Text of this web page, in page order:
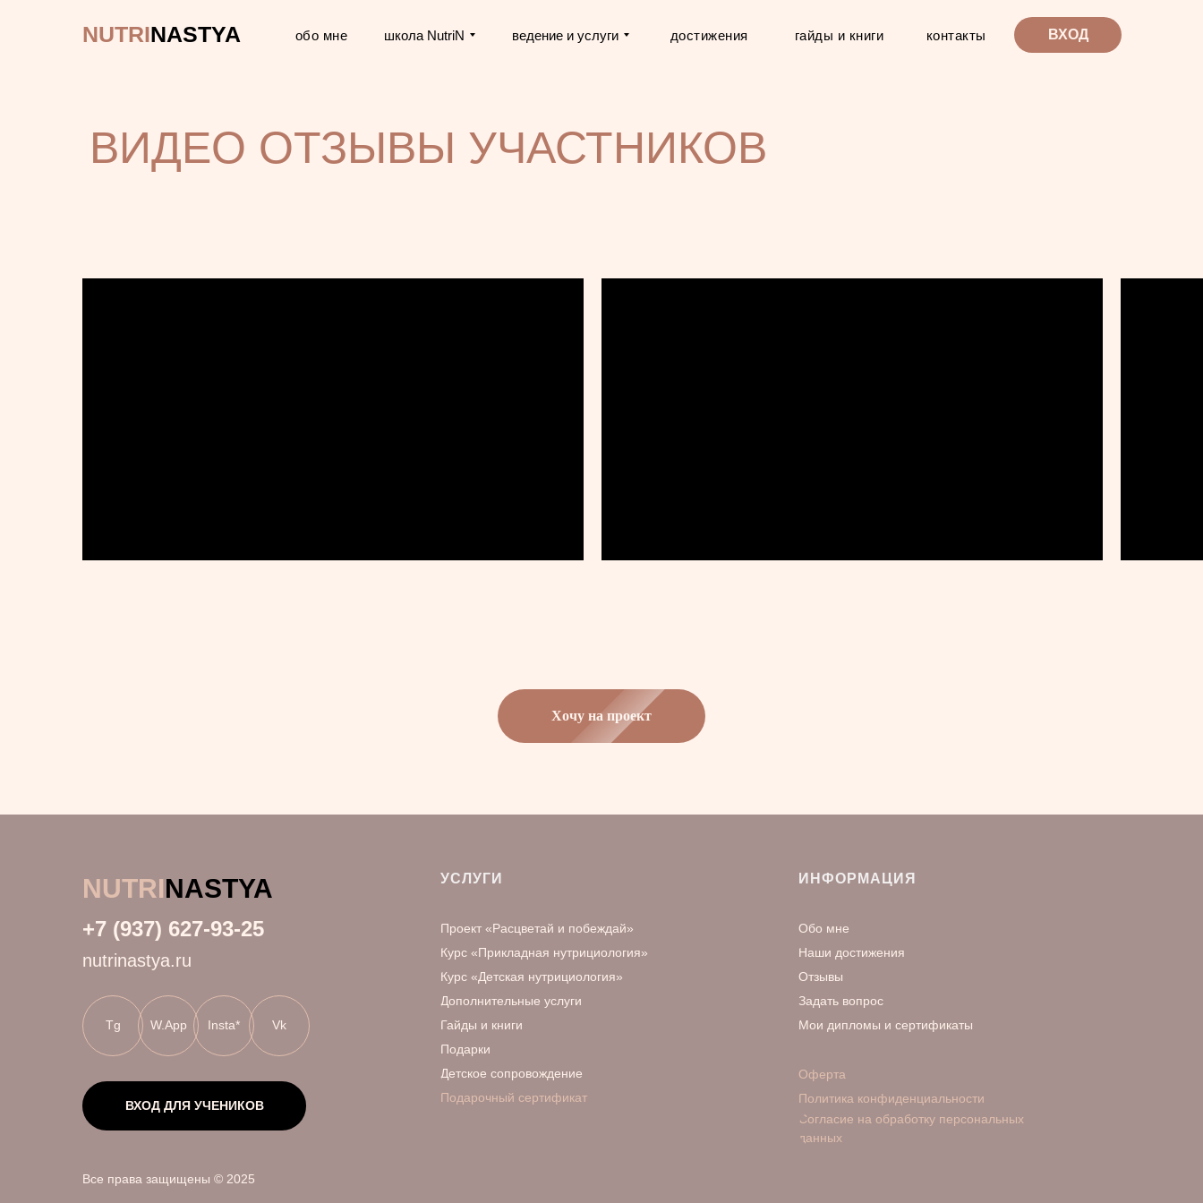
обо мне школа NutriN достижения гайды и книги
ведение и услуги контакты ВХОД
NUTRINASTYA
ВИДЕО ОТЗЫВЫ УЧАСТНИКОВ
Хочу на проект
Политика конфиденциальности
Согласие на обработку персональных
данных
Оферта
УСЛУГИ ИНФОРМАЦИЯ
Все права защищены © 2025
ВХОД ДЛЯ УЧЕНИКОВ
NUTRINASTYA
+7 (937) 627-93-25
Обо мне
Наши достижения
Отзывы
Задать вопрос
Мои дипломы и сертификаты
nutrinastya.ru
Проект «Расцветай и побеждай»
Курс «Прикладная нутрициология»
Курс «Детская нутрициология»
Дополнительные услуги
Гайды и книги
Подарки
Детское сопровождение
Подарочный сертификат
Tg W.App Insta* Vk